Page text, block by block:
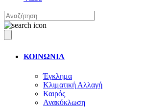
ΚΟΙΝΩΝΙΑ
Έγκλημα
Κλιματική Αλλαγή
Καιρός
Ανακύκλωση